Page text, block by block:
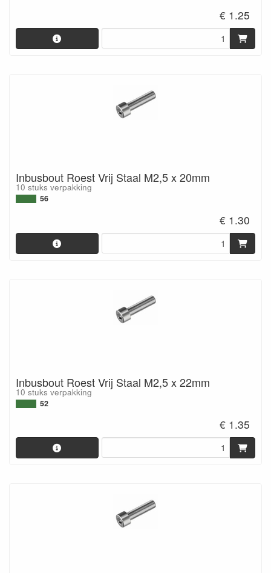
€ 1.25
Inbusbout Roest Vrij Staal M2,5 x 20mm
10 stuks verpakking
56
€ 1.30
Inbusbout Roest Vrij Staal M2,5 x 22mm
10 stuks verpakking
52
€ 1.35